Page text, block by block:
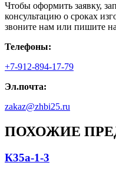
Чтобы оформить заявку,
консультацию о сроках
звоните нам или пишите
Телефоны:
+7-912-894-17-79
Эл.почта:
zakaz@zhbi25.ru
ПОХОЖИЕ
К35а-1-3